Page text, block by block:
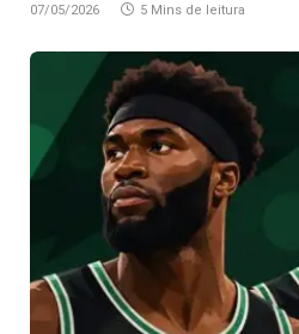
07/05/2026 5 Mins de leitura